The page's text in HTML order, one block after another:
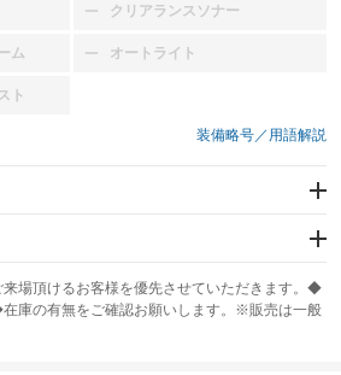
クリアランスソナー
：装備なし
ム オートライト
：装備なし
ト
装備略号／用語解説
席
ABS
他
来場頂けるお客様を優先させていただきます。◆
庫の有無をご確認お願いします。※販売は一般